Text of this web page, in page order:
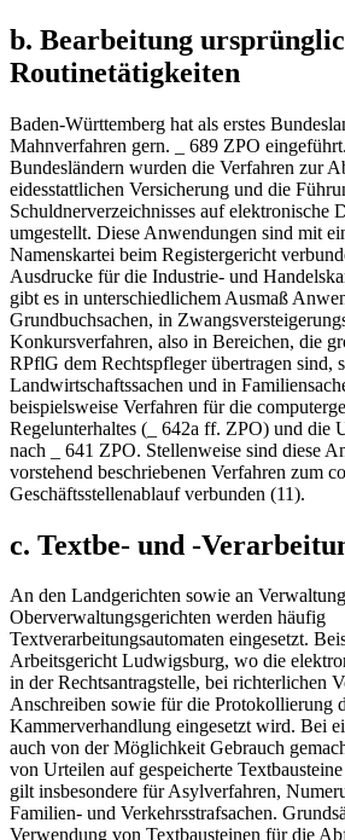
b. Bearbeitung
Routinetätigkeiten
Baden-Württemberg hat als erstes
Mahnverfahren gern. _ 689 ZPO
Bundesländern wurden die Verfahren zur
eidesstattlichen Versicherung und die
Schuldnerverzeichnisses auf elektronische
umgestellt. Diese Anwendungen sind mit
Namenskartei beim Registergericht
Ausdrucke für die Industrie- und
gibt es in unterschiedlichem Ausmaß
Grundbuchsachen, in
Konkursverfahren, also in Bereichen, die
RPflG dem Rechtspfleger übertragen sind,
Landwirtschaftssachen und in
beispielsweise Verfahren für die
Regelunterhaltes (_ 642a ff. ZPO) und die
nach _ 641 ZPO. Stellenweise sind diese
vorstehend beschriebenen Verfahren zum
Geschäftsstellenablauf verbunden (11).
c. Textbe- und -
An den Landgerichten sowie an
Oberverwaltungsgerichten werden häufig
Textverarbeitungsautomaten eingesetzt.
Arbeitsgericht Ludwigsburg, wo die
in der Rechtsantragstelle, bei richterlichen
Anschreiben sowie für die Protokollierung
Kammerverhandlung eingesetzt wird. Bei
auch von der Möglichkeit Gebrauch
von Urteilen auf gespeicherte
gilt insbesondere für Asylverfahren,
Familien- und Verkehrsstrafsachen.
Verwendung von Textbausteinen für die